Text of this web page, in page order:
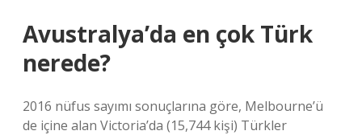
Avustralya’da en çok Türk
nerede?
2016 nüfus sayımı sonuçlarına göre, Melbourne’ü
de içine alan Victoria’da (15,744 kişi) Türkler